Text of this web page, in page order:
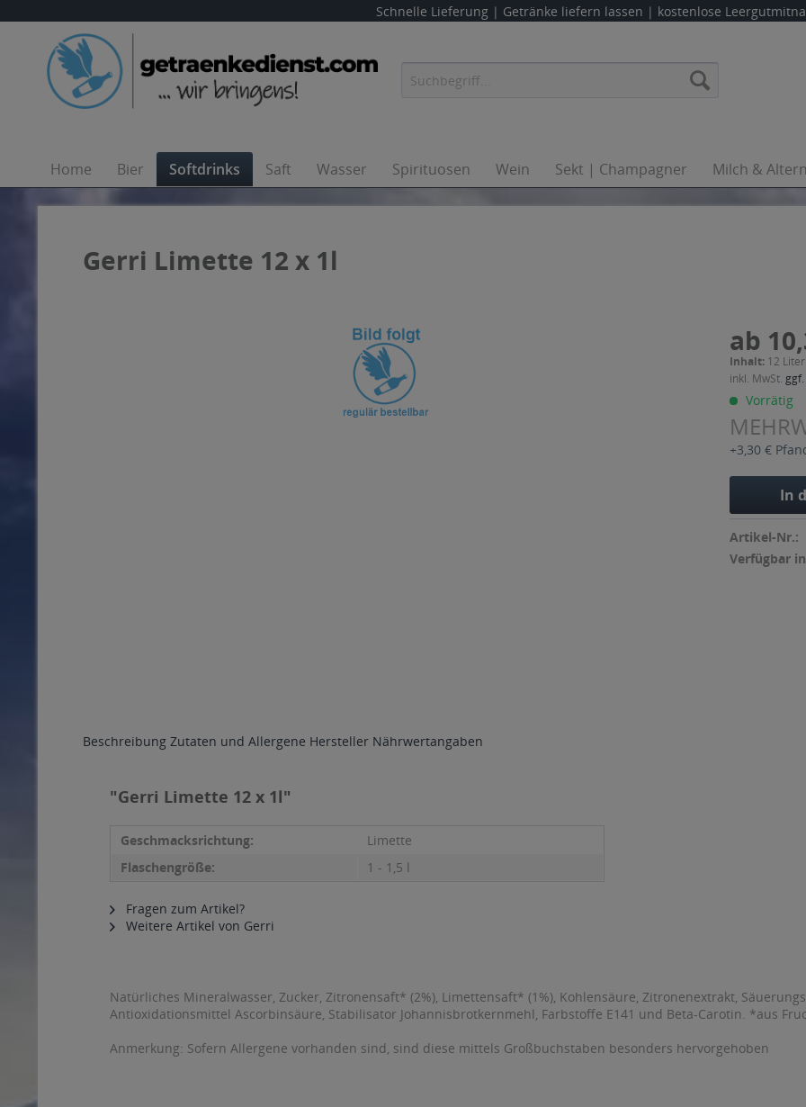
Schnelle Lieferung | Getränke liefern lassen | kostenlose
Home Bier Softdrinks Saft Wasser Spirituosen Wein Sekt | Champagner Milch &
Gerri Limette 12 x 1l
ab
Inhalt: 12
inkl. MwSt.
Vorrätig
+3,30 €
In
Artikel-Nr.:
Verfügbar
Beschreibung Zutaten und Allergene Hersteller Nährwertangaben
"Gerri Limette 12 x 1l"
Geschmacksrichtung:
Limette
Flaschengröße:
1 - 1,5 l
Fragen zum Artikel?
Weitere Artikel von Gerri
Natürliches Mineralwasser, Zucker, Zitronensaft* (2%), Limettensaft* (1%), Kohlensäure, Zitronenextrakt,
Antioxidationsmittel Ascorbinsäure, Stabilisator Johannisbrotkernmehl, Farbstoffe E141 und Beta-Carotin. *aus
Anmerkung: Sofern Allergene vorhanden sind, sind diese mittels Großbuchstaben besonders hervorgehoben